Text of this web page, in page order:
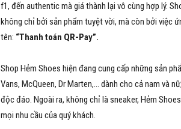
f1, đến authentic mà giá thành lại vô cùng hợp lý.
không chỉ bởi sản phẩm tuyệt vời, mà còn bởi việc
tên: “Thanh toán QR-Pay”.
Shop Hẻm Shoes hiện đang cung cấp những sản
Vans, McQueen, Dr Marten,… dành cho cả nam và
độc đáo. Ngoài ra, không chỉ là sneaker, Hẻm
mọi nhu cầu của quý khách.